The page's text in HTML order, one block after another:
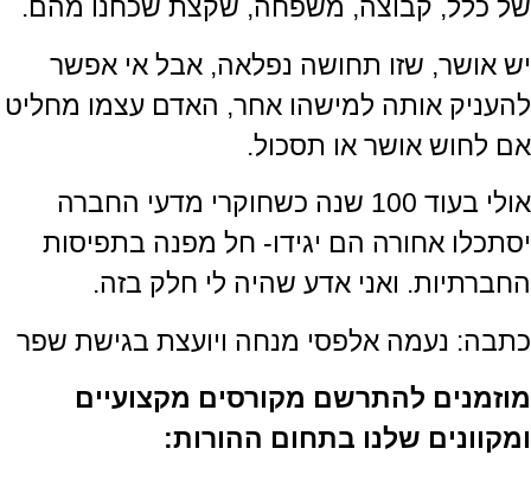
של כלל, קבוצה, משפחה, שקצת שכחנו מהם.
יש אושר, שזו תחושה נפלאה, אבל אי אפשר
להעניק אותה למישהו אחר, האדם עצמו מחליט
אם לחוש אושר או תסכול.
אולי בעוד 100 שנה כשחוקרי מדעי החברה
יסתכלו אחורה הם יגידו- חל מפנה בתפיסות
החברתיות. ואני אדע שהיה לי חלק בזה.
כתבה: נעמה אלפסי מנחה ויועצת בגישת שפר
מוזמנים להתרשם מקורסים מקצועיים
ומקוונים שלנו בתחום ההורות: